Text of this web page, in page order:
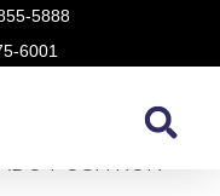
5888
6001
XRE 300